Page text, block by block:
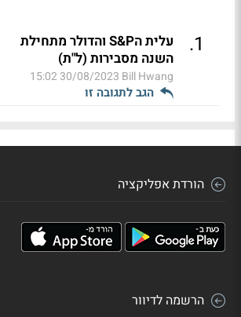
1
.
עלית הS&P והדולר מתחילת
השנה מסבירות (ל"ת)
Bill Hwang
30/08/2023 15:02
הגב לתגובה זו
הורדת אפליקציה
הרשמה לדיוור